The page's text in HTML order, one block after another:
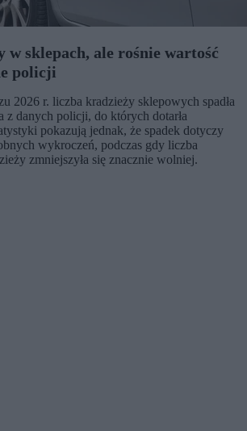
sklepach, ale rośnie wartość
policji
2026 r. liczba kradzieży sklepowych spadła
z danych policji, do których dotarła
pokazują jednak, że spadek dotyczy
wykroczeń, podczas gdy liczba
zmniejszyła się znacznie wolniej.